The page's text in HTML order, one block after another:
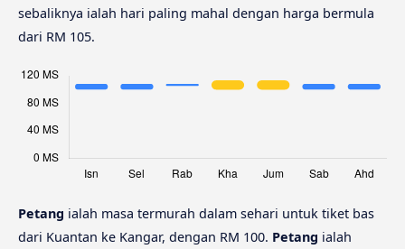
sebaliknya ialah hari paling mahal dengan harga bermula
dari RM 105.
Petang ialah masa termurah dalam sehari untuk tiket bas
dari Kuantan ke Kangar, dengan RM 100. Petang ialah